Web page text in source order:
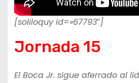
[soliloquy id=»67793″]
Jornada 15
El Boca Jr. sigue aferrado al